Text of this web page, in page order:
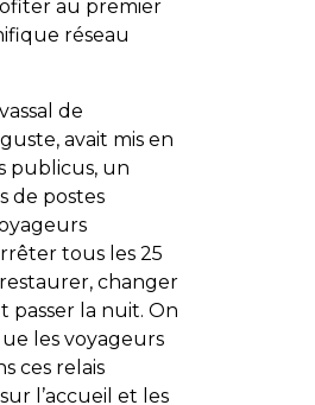
au premier
réseau
de
avait mis en
publicus, un
de postes
tous les 25
changer
passer la nuit. On
les voyageurs
ces relais
l’accueil et les